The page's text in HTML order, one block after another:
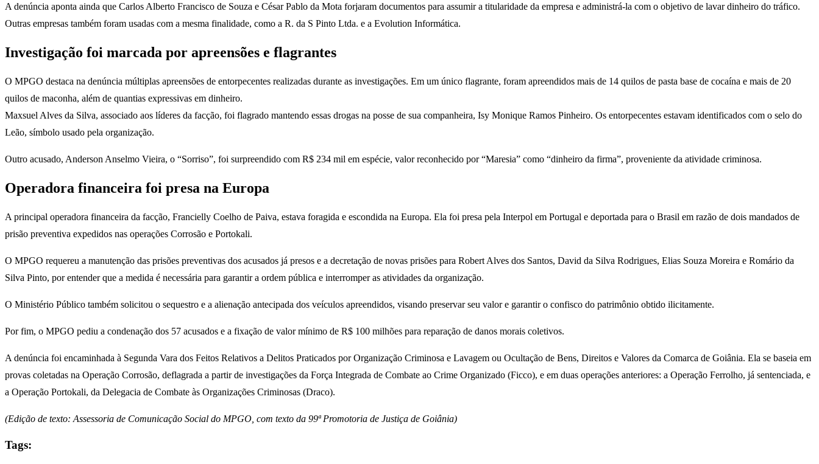
A denúncia aponta ainda que Carlos Alberto Francisco de Souza e César Pablo da Mota forjaram documentos para assumir a titularidade da empresa e administrá-la com o objetivo de lavar dinheiro do tráfico.
Outras empresas também foram usadas com a mesma finalidade, como a R. da S Pinto Ltda. e a Evolution Informática.
Investigação foi marcada por apreensões e flagrantes
O MPGO destaca na denúncia múltiplas apreensões de entorpecentes realizadas durante as investigações. Em um único flagrante, foram apreendidos mais de 14 quilos de pasta base de cocaína e mais de 20
quilos de maconha, além de quantias expressivas em dinheiro.
Maxsuel Alves da Silva, associado aos líderes da facção, foi flagrado mantendo essas drogas na posse de sua companheira, Isy Monique Ramos Pinheiro. Os entorpecentes estavam identificados com o selo do
Leão, símbolo usado pela organização.
Outro acusado, Anderson Anselmo Vieira, o “Sorriso”, foi surpreendido com R$ 234 mil em espécie, valor reconhecido por “Maresia” como “dinheiro da firma”, proveniente da atividade criminosa.
Operadora financeira foi presa na Europa
A principal operadora financeira da facção, Francielly Coelho de Paiva, estava foragida e escondida na Europa. Ela foi presa pela Interpol em Portugal e deportada para o Brasil em razão de dois mandados de
prisão preventiva expedidos nas operações Corrosão e Portokali.
O MPGO requereu a manutenção das prisões preventivas dos acusados já presos e a decretação de novas prisões para Robert Alves dos Santos, David da Silva Rodrigues, Elias Souza Moreira e Romário da
Silva Pinto, por entender que a medida é necessária para garantir a ordem pública e interromper as atividades da organização.
O Ministério Público também solicitou o sequestro e a alienação antecipada dos veículos apreendidos, visando preservar seu valor e garantir o confisco do patrimônio obtido ilicitamente.
Por fim, o MPGO pediu a condenação dos 57 acusados e a fixação de valor mínimo de R$ 100 milhões para reparação de danos morais coletivos.
A denúncia foi encaminhada à Segunda Vara dos Feitos Relativos a Delitos Praticados por Organização Criminosa e Lavagem ou Ocultação de Bens, Direitos e Valores da Comarca de Goiânia. Ela se baseia em
provas coletadas na Operação Corrosão, deflagrada a partir de investigações da Força Integrada de Combate ao Crime Organizado (Ficco), e em duas operações anteriores: a Operação Ferrolho, já sentenciada, e
a Operação Portokali, da Delegacia de Combate às Organizações Criminosas (Draco).
(Edição de texto: Assessoria de Comunicação Social do MPGO, com texto da 99ª Promotoria de Justiça de Goiânia)
Tags: